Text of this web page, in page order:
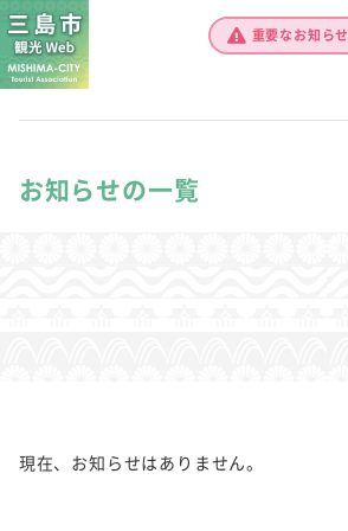
重要なお知らせ
お知らせの一覧
現在、お知らせはありません。